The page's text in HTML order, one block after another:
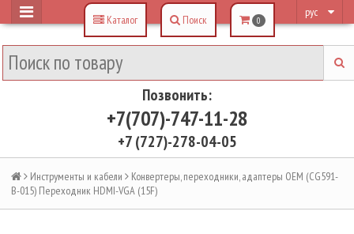
рус
Позвонить:
+7(707)-747-11-28
+7 (727)-278-04-05
Каталог Поиск 0
Инструменты и кабели
Конвертеры, переходники, адаптеры OEM (CG591-
B-015) Переходник HDMI-VGA (15F)